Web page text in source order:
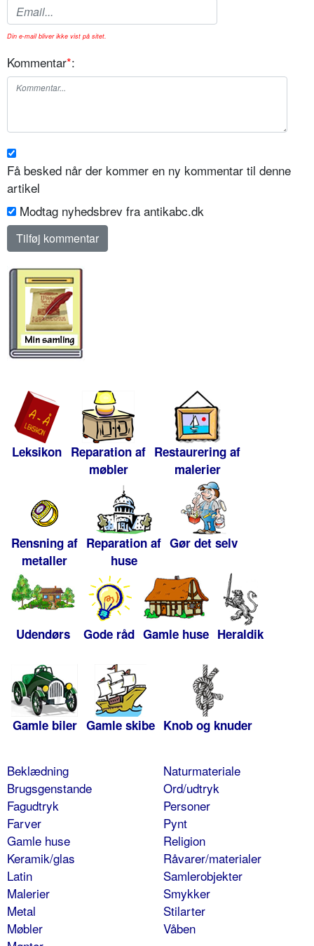
Din e-mail bliver ikke vist på sitet.
Kommentar*:
Få besked når der kommer en ny kommentar til denne
artikel
Modtag nyhedsbrev fra antikabc.dk
Leksikon Reparation af
møbler
Restaurering af
malerier
Rensning af
metaller
Reparation af
huse
Gør det selv
Udendørs Gode råd Gamle huse Heraldik
Gamle biler Gamle skibe Knob og knuder
Beklædning
Brugsgenstande
Fagudtryk
Farver
Gamle huse
Keramik/glas
Latin
Malerier
Metal
Møbler
Naturmateriale
Ord/udtryk
Personer
Pynt
Religion
Råvarer/materialer
Samlerobjekter
Smykker
Stilarter
Våben